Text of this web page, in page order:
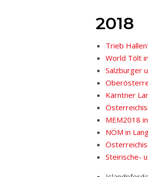
2018
Trieb
World Tölt
Salzburger
Kärntner
MEM2018
NÖM in
Steirische-